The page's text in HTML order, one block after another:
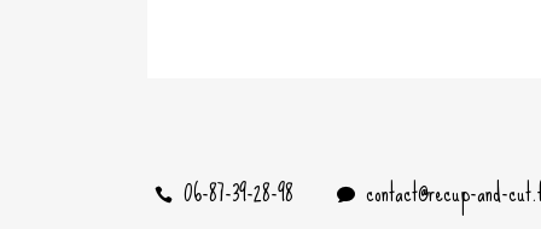
06-87-39-28-98 contact@recup-and-